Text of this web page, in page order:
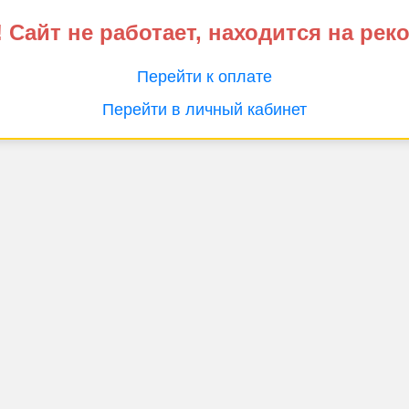
не работает, находится на
Перейти к оплате
Перейти в личный кабинет